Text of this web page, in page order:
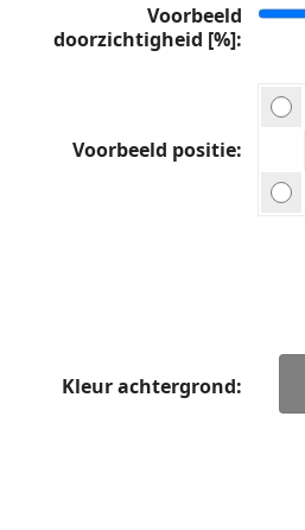
Voorbeeld
doorzichtigheid [%]
Voorbeeld positie
Kleur achtergrond